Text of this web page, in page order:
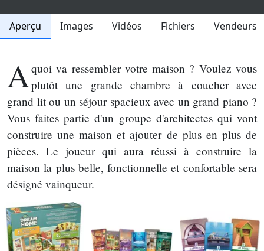
Aperçu Images Vidéos Fichiers Vendeurs
Aquoi va ressembler votre maison ? Voulez vous
plutôt une grande chambre à coucher avec
grand lit ou un séjour spacieux avec un grand piano ?
Vous faites partie d'un groupe d'architectes qui vont
construire une maison et ajouter de plus en plus de
pièces. Le joueur qui aura réussi à construire la
maison la plus belle, fonctionnelle et confortable sera
désigné vainqueur.